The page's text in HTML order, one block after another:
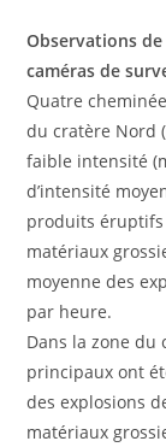
Observations
caméras de
Quatre
du cratère Nord
faible intensité
d’intensité
produits
matériaux
moyenne des
par heure.
Dans la zone du
principaux ont
des explosions
matériaux